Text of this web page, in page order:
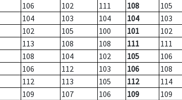
106 102 111 108
105
104 103 104 104
103
102 105 100 101
102
113 108 108 111
111
108 104 102 105
106
106 112 103 106
108
112 113 105 112
114
109 107 106 109 109